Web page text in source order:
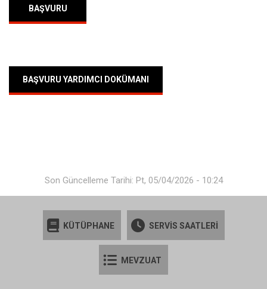
BAŞVURU
BAŞVURU YARDIMCI DOKÜMANI
Son Güncelleme Tarihi: Pt, 05/04/2026 - 10:24
KÜTÜPHANE SERVİS SAATLERİ
MEVZUAT